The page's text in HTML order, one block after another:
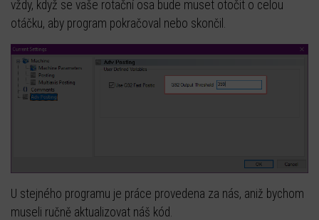
vždy, když se vaše rotační osa bude muset otočit o celou
otáčku, aby program pokračoval nebo skončil.
U stejného programu je práce provedena za nás, aniž bychom
museli ručně aktualizovat náš kód.